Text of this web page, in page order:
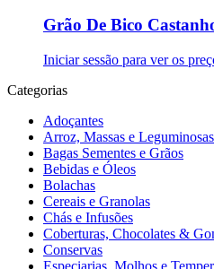
Grão De Bico
Iniciar sessão para ver os
Categorias
Adoçantes
Arroz, Massas e Leguminosas
Bagas Sementes e Grãos
Bebidas e Óleos
Bolachas
Cereais e Granolas
Chás e Infusões
Coberturas, Chocolates &
Conservas
Especiarias, Molhos e